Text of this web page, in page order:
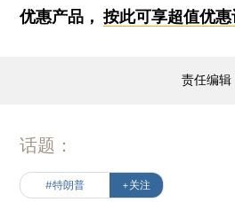
优惠产品，按此可享超值优惠
责任编辑
话题：
#特朗普 +关注